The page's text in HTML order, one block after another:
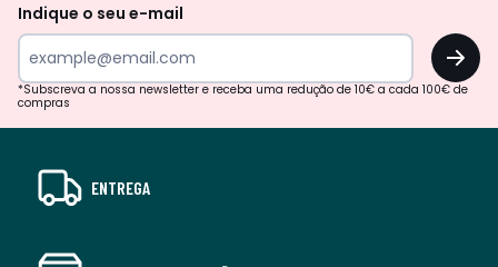
Indique o seu e-mail
OK
*Subscreva a nossa newsletter e receba uma redução de 10€ a cada 100€ de
compras
ENTREGA